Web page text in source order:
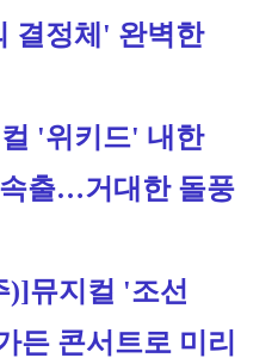
결정체' 완벽한
'위키드' 내한
출…거대한 돌풍
)]뮤지컬 '조선
든 콘서트로 미리